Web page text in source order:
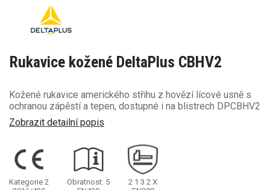
Rukavice kožené DeltaPlus CBHV2
Kožené rukavice amerického střihu z hovězí lícové usně s
ochranou zápěstí a tepen, dostupné i na blistrech DPCBHV2
Zobrazit detailní popis
Kategorie 2
Obratnost: 5
2 1 3 2 X